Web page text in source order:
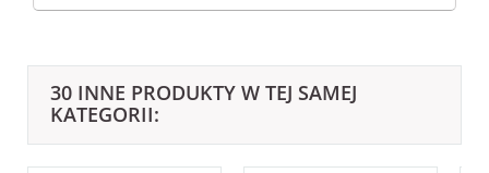
30 INNE PRODUKTY W TEJ SAMEJ
KATEGORII: